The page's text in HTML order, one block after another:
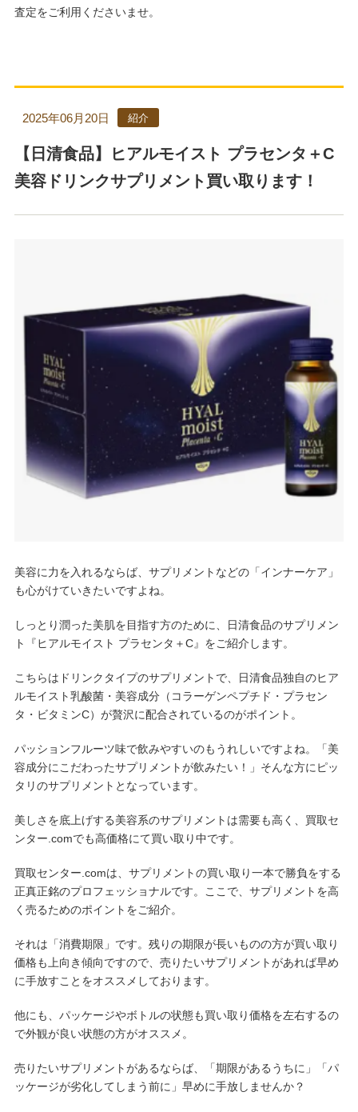
査定をご利用くださいませ。
【日清食品】ヒアルモイスト プラセンタ＋C
美容ドリンクサプリメント買い取ります！
2025年06月20日 紹介
美容に力を入れるならば、サプリメントなどの「インナーケア」
も心がけていきたいですよね。
しっとり潤った美肌を目指す方のために、日清食品のサプリメン
ト『ヒアルモイスト プラセンタ＋C』をご紹介します。
こちらはドリンクタイプのサプリメントで、日清食品独自のヒア
ルモイスト乳酸菌・美容成分（コラーゲンペプチド・プラセン
タ・ビタミンC）が贅沢に配合されているのがポイント。
パッションフルーツ味で飲みやすいのもうれしいですよね。「美
容成分にこだわったサプリメントが飲みたい！」そんな方にピッ
タリのサプリメントとなっています。
美しさを底上げする美容系のサプリメントは需要も高く、買取セ
ンター.comでも高価格にて買い取り中です。
買取センター.comは、サプリメントの買い取り一本で勝負をする
正真正銘のプロフェッショナルです。ここで、サプリメントを高
く売るためのポイントをご紹介。
それは「消費期限」です。残りの期限が長いものの方が買い取り
価格も上向き傾向ですので、売りたいサプリメントがあれば早め
に手放すことをオススメしております。
他にも、パッケージやボトルの状態も買い取り価格を左右するの
で外観が良い状態の方がオススメ。
売りたいサプリメントがあるならば、「期限があるうちに」「パ
ッケージが劣化してしまう前に」早めに手放しませんか？